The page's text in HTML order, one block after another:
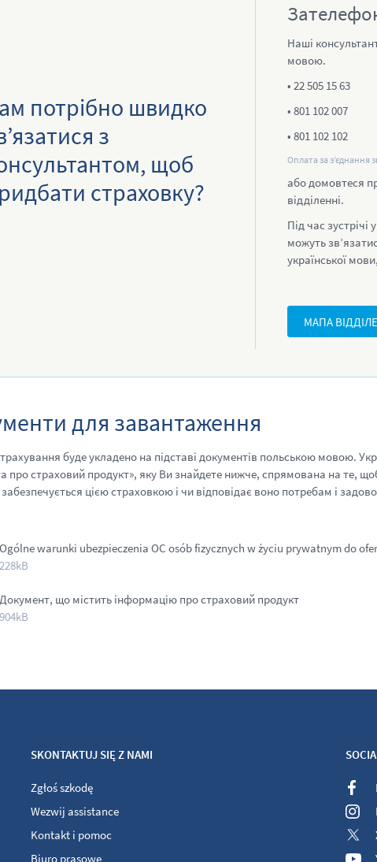
потрібно швидко
з
щоб
страховку?
Наші
мовою.
• 22 505 15 63
• 801 102 007
• 801 102 102
Оплата за з’єднання
або домовтеся
відділенні.
Під час зустрічі
можуть
української
МАПА
для завантаження
буде укладено на підставі документів польською мовою.
про страховий продукт», яку Ви знайдете нижче, спрямована на те,
цією страховкою і чи відповідає воно потребам і
Ogólne warunki ubezpieczenia OC osób fizycznych w życiu prywatnym do
228kB
Документ, що містить інформацію про страховий продукт
904kB
SKONTAKTUJ SIĘ Z NAMI
Zgłoś szkodę
Wezwij assistance
Kontakt i pomoc
Biuro prasowe